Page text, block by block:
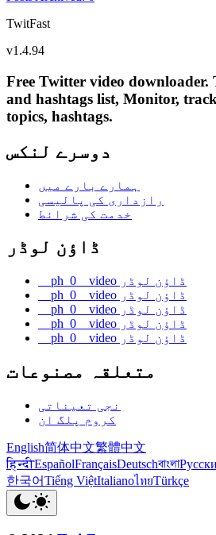
TwitFast
v1.4.94
Free Twitter video downloader.
and hashtags list, Monitor,
topics, hashtags.
دوسرے لنکس
ہمارے بارے میں
رازداری کی پالیسی
خدمت کی شرائط
ڈاؤن لوڈر
__ph_0__video ڈاؤن لوڈر
__ph_0__video ڈاؤن لوڈر
__ph_0__video ڈاؤن لوڈر
__ph_0__video ڈاؤن لوڈر
__ph_0__video ڈاؤن لوڈر
متعلقہ مصنوعات
نجی تعیناتی
کروم پلگ ان
English简体中文繁體中文
हिन्दीEspañolFrançaisDeutschবাংলা
한국어Tiếng ViệtItalianoไทยTürkçe